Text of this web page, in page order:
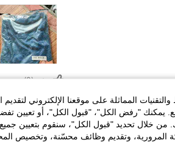
مفيد (0)
المماثلة على موقعنا الإلكتروني
يمكنك "رفض الكل"، "قبول الكل"، أو تعيين
تحديد "قبول الكل"، سنقوم بتعيين جميع
المرورية، وتقديم وظائف محسّنة، وتخصيص